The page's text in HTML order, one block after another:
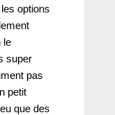
options
le
super
pas
petit
que des